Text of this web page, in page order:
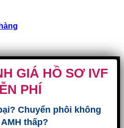
GIÁ HỒ SƠ IVF
PHÍ
Chuyển phôi không
thấp?